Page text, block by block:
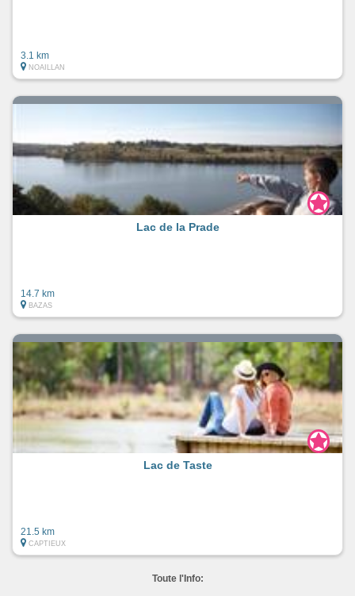
3.1 km
NOAILLAN
Lac de la Prade
14.7 km
BAZAS
Lac de Taste
21.5 km
CAPTIEUX
Toute l'Info: